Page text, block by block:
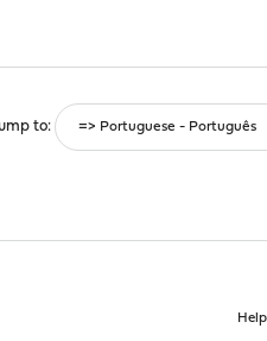
to
Help